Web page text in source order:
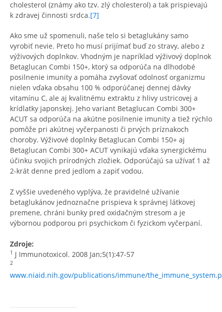
cholesterol (známy ako tzv. zlý cholesterol) a tak prispievajú
k zdravej činnosti srdca.[7]
Ako sme už spomenuli, naše telo si betaglukány samo
vyrobiť nevie. Preto ho musí prijímať buď zo stravy, alebo z
výživových doplnkov. Vhodným je napríklad výživový doplnok
Betaglucan Combi 150+, ktorý sa odporúča na dlhodobé
posilnenie imunity a pomáha zvyšovať odolnosť organizmu
nielen vďaka obsahu 100 % odporúčanej dennej dávky
vitamínu C, ale aj kvalitnému extraktu z hlivy ustricovej a
krídlatky japonskej. Jeho variant Betaglucan Combi 300+
ACUT sa odporúča na akútne posilnenie imunity a tiež rýchlo
pomôže pri akútnej vyčerpanosti či prvých príznakoch
choroby. Výživové doplnky Betaglucan Combi 150+ aj
Betaglucan Combi 300+ ACUT vynikajú vďaka synergickému
účinku svojich prírodných zložiek. Odporúčajú sa užívať 1 až
2-krát denne pred jedlom a zapiť vodou.
Z vyššie uvedeného vyplýva, že pravidelné užívanie
betaglukánov jednoznačne prispieva k správnej látkovej
premene, chráni bunky pred oxidačným stresom a je
výbornou podporou pri psychickom či fyzickom vyčerpaní.
Zdroje:
1 J Immunotoxicol. 2008 Jan;5(1):47-57
2
www.niaid.nih.gov/publications/immune/